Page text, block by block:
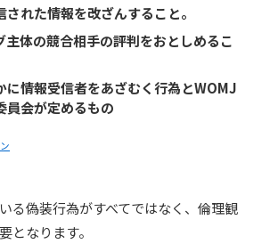
れた情報を改ざんすること。
主体の競合相手の評判をおとしめるこ
に情報受信者をあざむく行為とWOMJ
員会が定めるもの
る偽装行為がすべてではなく、倫理観
となります。